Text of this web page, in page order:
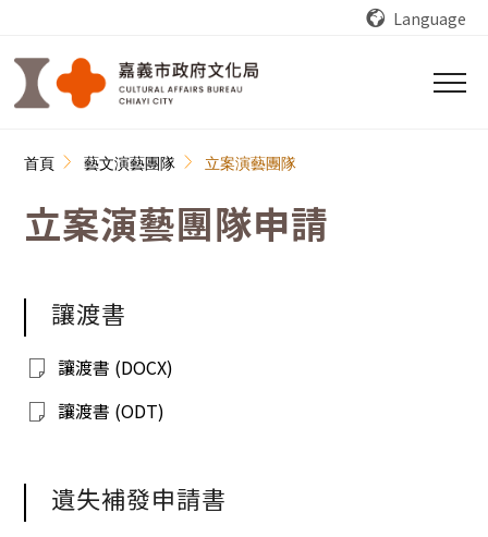
Language
首頁 藝文演藝團隊 立案演藝團隊
立案演藝團隊申請
讓渡書
讓渡書 (DOCX)
讓渡書 (ODT)
遺失補發申請書